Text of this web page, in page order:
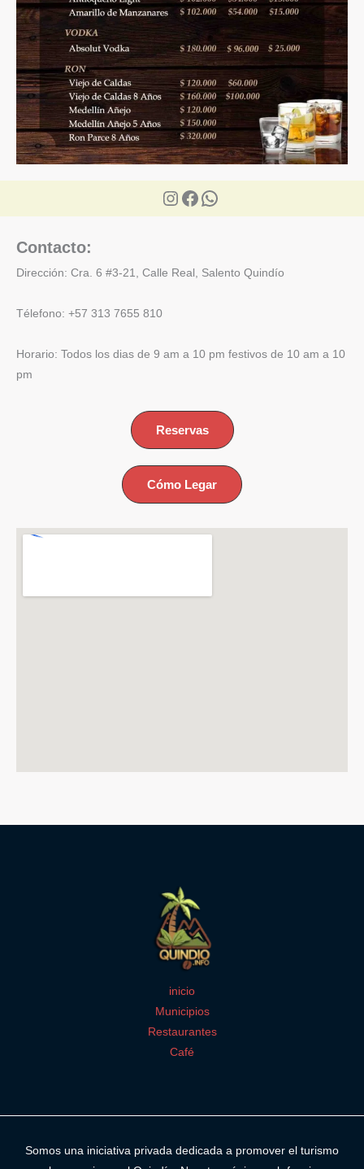
Instagram
Facebook
WhatsApp
Contacto:
Dirección: Cra. 6 #3-21, Calle Real, Salento Quindío
Télefono: +57 313 7655 810
Horario: Todos los dias de 9 am a 10 pm festivos de 10 am a 10
pm
Reservas
Cómo Legar
inicio
Municipios
Restaurantes
Café
Somos una iniciativa privada dedicada a promover el turismo